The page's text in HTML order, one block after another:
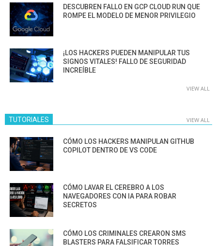
DESCUBREN FALLO EN GCP CLOUD RUN QUE
ROMPE EL MODELO DE MENOR PRIVILEGIO
¡LOS HACKERS PUEDEN MANIPULAR TUS
SIGNOS VITALES! FALLO DE SEGURIDAD
INCREÍBLE
VIEW ALL
TUTORIALES VIEW ALL
CÓMO LOS HACKERS MANIPULAN GITHUB
COPILOT DENTRO DE VS CODE
CÓMO LAVAR EL CEREBRO A LOS
NAVEGADORES CON IA PARA ROBAR
SECRETOS
CÓMO LOS CRIMINALES CREARON SMS
BLASTERS PARA FALSIFICAR TORRES